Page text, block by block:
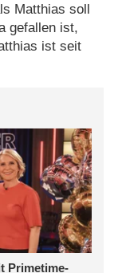
Matthias soll
gefallen ist,
ist seit